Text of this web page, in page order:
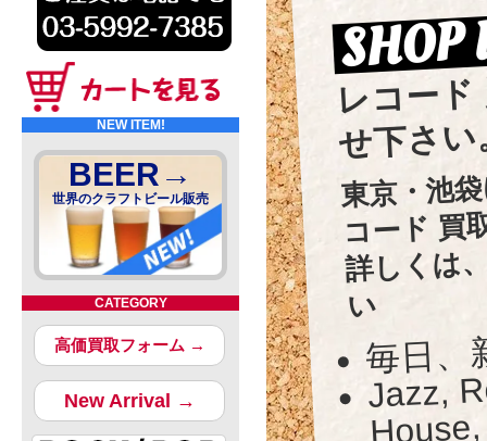
NEW ITEM!
BEER→
世界のクラフトビール販売
CATEGORY
高価買取フォーム →
New Arrival →
SHOP
レコー
せ下さい
東京・池
コード 買
詳しくは
い
毎日
Jazz,